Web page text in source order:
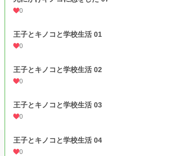
0
王子とキノコと学校生活 01
0
王子とキノコと学校生活 02
0
王子とキノコと学校生活 03
0
王子とキノコと学校生活 04
0